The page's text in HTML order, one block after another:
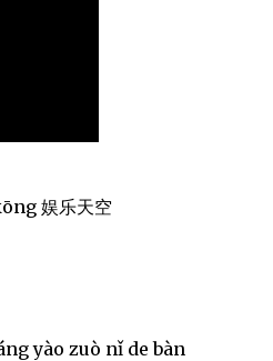
娱乐天空
yào zuò nǐ de bàn